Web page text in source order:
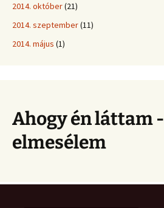
2014. október(21)
2014. szeptember(11)
2014. május (1)
Ahogy én láttam -
elmesélem